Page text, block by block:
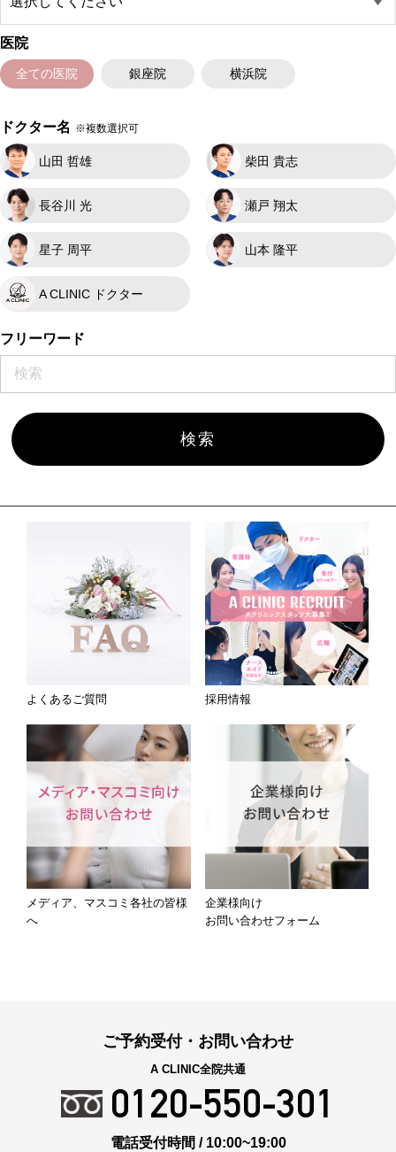
医院
全ての医院 銀座院 横浜院
ドクター名 ※複数選択可
山田 哲雄 柴田 貴志
長谷川 光 瀬戸 翔太
星子 周平 山本 隆平
A CLINIC ドクター
フリーワード
よくあるご質問 採用情報
メディア、マスコミ各社の皆様
へ
企業様向け
お問い合わせフォーム
ご予約受付・お問い合わせ
A CLINIC全院共通
0120-550-301
電話受付時間 / 10:00~19:00